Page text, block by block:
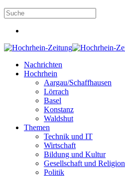
Nachrichten
Hochrhein
Aargau/Schaffhausen
Lörrach
Basel
Konstanz
Waldshut
Themen
Technik und IT
Wirtschaft
Bildung und Kultur
Gesellschaft und Religion
Politik